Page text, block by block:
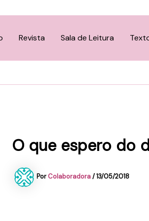
Revista Sala de Leitura
O que espero do
PorColaboradora/13/05/2018